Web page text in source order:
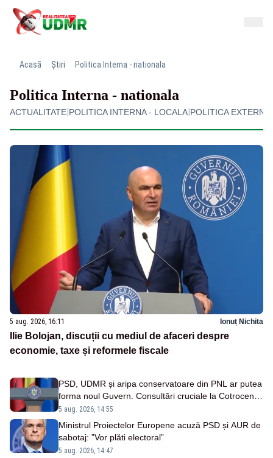
Acasă Știri Politica Interna - nationala
Politica Interna - nationala
ACTUALITATE|POLITICA INTERNA - LOCALA|POLITICA EXTERNA
5 aug. 2026, 16:11 Ionuț Nichita
Ilie Bolojan, discuții cu mediul de afaceri despre
economie, taxe și reformele fiscale
PSD, UDMR și aripa conservatoare din PNL ar putea
forma noul Guvern. Consultări cruciale la Cotroceni
săptămâna viitoare - SURSE
5 aug. 2026, 14:55
Ministrul Proiectelor Europene acuză PSD și AUR de
sabotaj: ”Vor plăti electoral”
5 aug. 2026, 14:47